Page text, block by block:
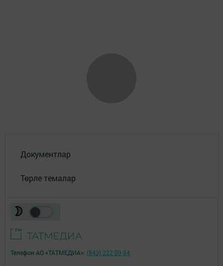
Документлар
Төрле темалар
Телефон АО «ТАТМЕДИА»: (843) 222 09 84